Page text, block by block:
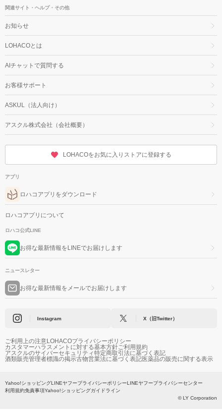
関連サイト・ヘルプ・その他
お知らせ
LOHACOとは
AIチャットで質問する
お客様サポート
ASKUL（法人向け）
アスクル株式会社（会社概要）
LOHACOをお気に入りストアに登録する
アプリ
ロハコアプリをダウンロード
ロハコアプリについて
ロハコ公式LINE
お得な最新情報をLINEでお届けします
ニュースレター
お得な最新情報をメールでお届けします
Instagram X（旧Twitter）
ご利用上の注意LOHACOプライバシーポリシー
カスタマーハラスメントに対する基本方針ご利用規約
アスクルのサイバーセキュリティ特定商取引法に基づく表記
酒類販売管理者標識の掲示古物営業法に基づく表記医薬品の販売に関する表示
Yahoo!ショッピングLINEヤフープライバシーポリシーLINEヤフープライバシーセンター
利用規約免責事項Yahoo!ショッピングガイドライン
© LY Corporation